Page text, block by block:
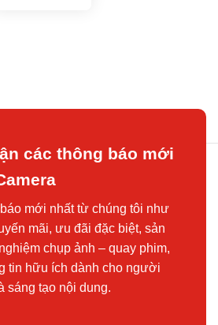
các thông báo mới
mới nhất từ chúng tôi như
mãi, ưu đãi đặc biệt, sản
chụp ảnh – quay phim,
tin hữu ích dành cho người
sáng tạo nội dung.